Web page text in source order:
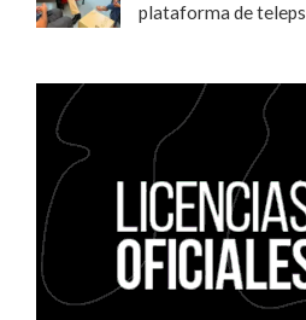
plataforma de